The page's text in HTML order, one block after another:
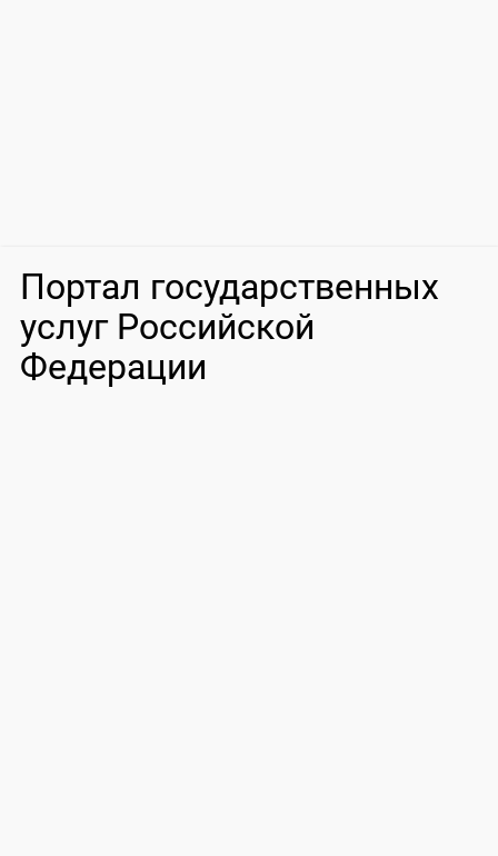
Портал государственных
услуг Российской
Федерации